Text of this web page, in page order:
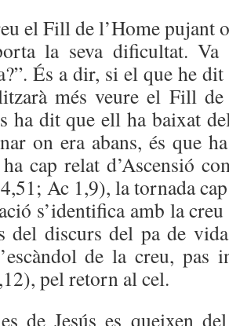
el Fill de l’Home pujant
la seva dificultat.
És a dir, si el que he
més veure el Fill
ha dit que ell ha baixat
on era abans, és que
cap relat d’Ascensió
Ac 1,9), la tornada
s’identifica amb la
del discurs del pa de
de la creu, pas
pel retorn al cel.
de Jesús es queixen